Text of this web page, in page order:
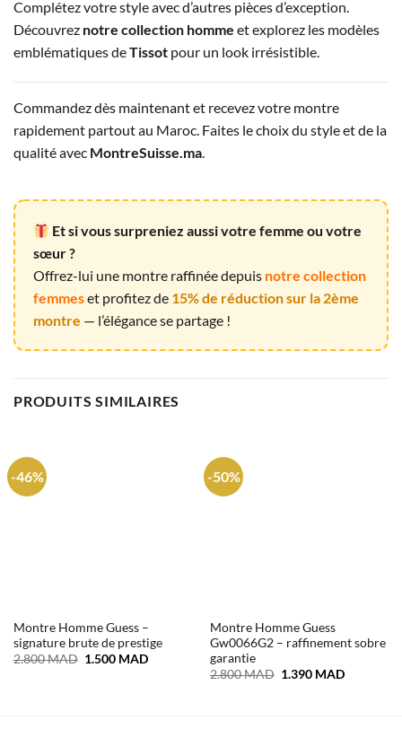
Complétez votre style avec d’autres pièces d’exception.
Découvrez notre collection homme et explorez les modèles
emblématiques deTissot pour un look irrésistible.
Commandez dès maintenant et recevez votre montre
rapidement partout au Maroc. Faites le choix du style et de la
qualité avec MontreSuisse.ma.
Et si vous surpreniez aussi votre femme ou votre
sœur ?
Offrez-lui une montre raffinée depuis notre collection
femmeset profitez de 15% de réduction sur la 2ème
montre — l’élégance se partage !
PRODUITS SIMILAIRES
-46%
Montre Homme Guess –
signature brute de prestige
2.800MAD Le
1.500 MADLe
-50%
Montre Homme Guess
Gw0066G2 – raffinement sobre
garantie
2.800MAD Le
1.390 MADLe